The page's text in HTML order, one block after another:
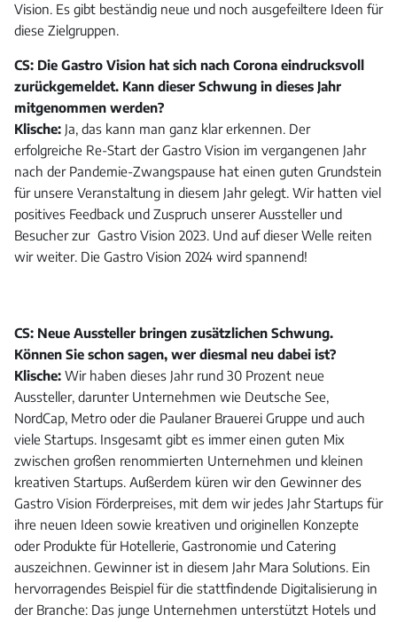
Vision. Es gibt beständig neue und noch ausgefeiltere Ideen für
diese Zielgruppen.
CS: Die Gastro Vision hat sich nach Corona eindrucksvoll
zurückgemeldet. Kann dieser Schwung in dieses Jahr
mitgenommen werden?
Klische: Ja, das kann man ganz klar erkennen. Der
erfolgreiche Re-Start der Gastro Vision im vergangenen Jahr
nach der Pandemie-Zwangspause hat einen guten Grundstein
für unsere Veranstaltung in diesem Jahr gelegt. Wir hatten viel
positives Feedback und Zuspruch unserer Aussteller und
Besucher zur Gastro Vision 2023. Und auf dieser Welle reiten
wir weiter. Die Gastro Vision 2024 wird spannend!
CS: Neue Aussteller bringen zusätzlichen Schwung.
Können Sie schon sagen, wer diesmal neu dabei ist?
Klische: Wir haben dieses Jahr rund 30 Prozent neue
Aussteller, darunter Unternehmen wie Deutsche See,
NordCap, Metro oder die Paulaner Brauerei Gruppe und auch
viele Startups. Insgesamt gibt es immer einen guten Mix
zwischen großen renommierten Unternehmen und kleinen
kreativen Startups. Außerdem küren wir den Gewinner des
Gastro Vision Förderpreises, mit dem wir jedes Jahr Startups für
ihre neuen Ideen sowie kreativen und originellen Konzepte
oder Produkte für Hotellerie, Gastronomie und Catering
auszeichnen. Gewinner ist in diesem Jahr Mara Solutions. Ein
hervorragendes Beispiel für die stattfindende Digitalisierung in
der Branche: Das junge Unternehmen unterstützt Hotels und